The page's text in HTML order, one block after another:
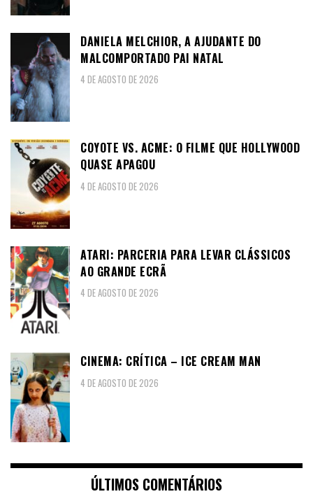
DANIELA MELCHIOR, A AJUDANTE DO
MALCOMPORTADO PAI NATAL
4 DE AGOSTO DE 2026
COYOTE VS. ACME: O FILME QUE HOLLYWOOD
QUASE APAGOU
4 DE AGOSTO DE 2026
ATARI: PARCERIA PARA LEVAR CLÁSSICOS
AO GRANDE ECRÃ
4 DE AGOSTO DE 2026
CINEMA: CRÍTICA – ICE CREAM MAN
4 DE AGOSTO DE 2026
ÚLTIMOS COMENTÁRIOS